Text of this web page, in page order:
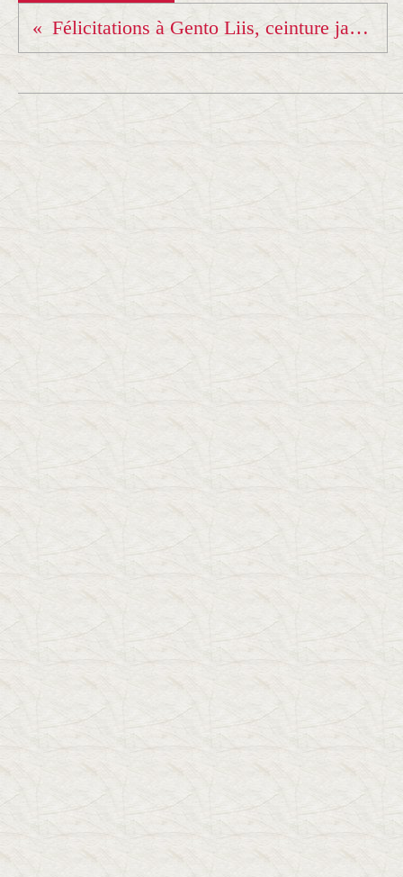
Félicitations à Gento Liis, ceinture jaune et Gabin, ceinture jaune-orange